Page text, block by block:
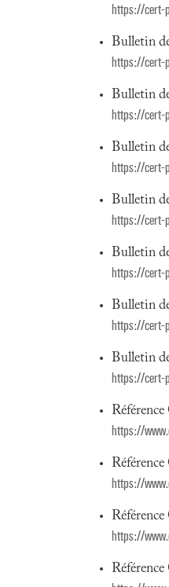
https://cert-
Bulletin
https://cert-
Bulletin
https://cert-
Bulletin
https://cert-
Bulletin
https://cert-
Bulletin
https://cert-
Bulletin
https://cert-
Bulletin
https://cert-
https://
https://
https://